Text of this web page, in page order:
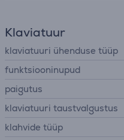
Klaviatuur
klaviatuuri ühenduse tüüp
funktsiooninupud
paigutus
klaviatuuri taustvalgustus
klahvide tüüp